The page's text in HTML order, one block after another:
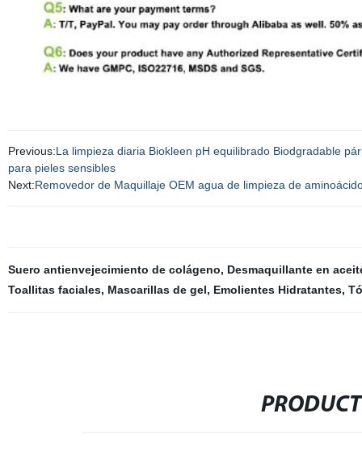
Previous:La limpieza diaria Biokleen pH equilibrado Biodgradable
para pieles sensibles
Next:Removedor de Maquillaje OEM agua de limpieza de
Suero antienvejecimiento de colágeno, Desmaquillante en
Toallitas faciales, Mascarillas de gel, Emolientes Hidratantes,